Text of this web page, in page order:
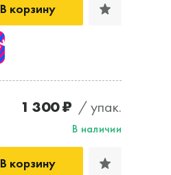
В корзину
1 300 ₽ / упак.
В наличии
В корзину